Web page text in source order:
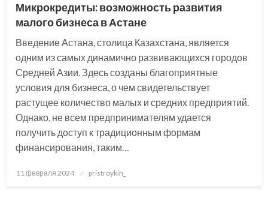
Микрокредиты: возможность развития
малого бизнеса в Астане
Введение Астана, столица Казахстана, является
одним из самых динамично развивающихся городов
Средней Азии. Здесь созданы благоприятные
условия для бизнеса, о чем свидетельствует
растущее количество малых и средних предприятий.
Однако, не всем предпринимателям удается
получить доступ к традиционным формам
финансирования, таким…
Posted
11 февраля 2024 pristroykin_